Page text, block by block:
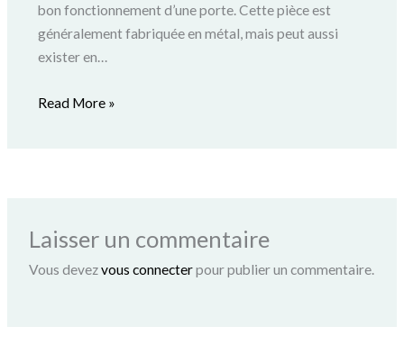
bon fonctionnement d’une porte. Cette pièce est
généralement fabriquée en métal, mais peut aussi
exister en…
Read More »
Laisser un commentaire
Vous devezvous connecterpour publier un commentaire.